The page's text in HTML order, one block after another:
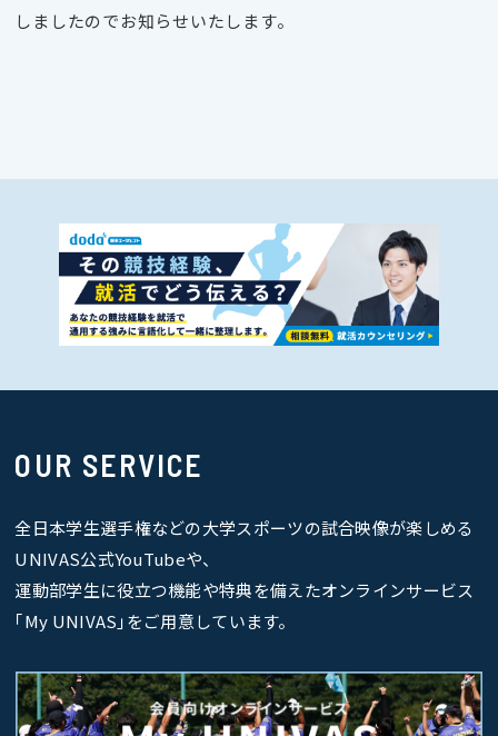
しましたのでお知らせいたします。
OUR SERVICE
全日本学生選手権などの大学スポーツの試合映像が楽しめる
UNIVAS公式YouTubeや、
運動部学生に役立つ機能や特典を備えたオンラインサービス
｢My UNIVAS｣をご用意しています。